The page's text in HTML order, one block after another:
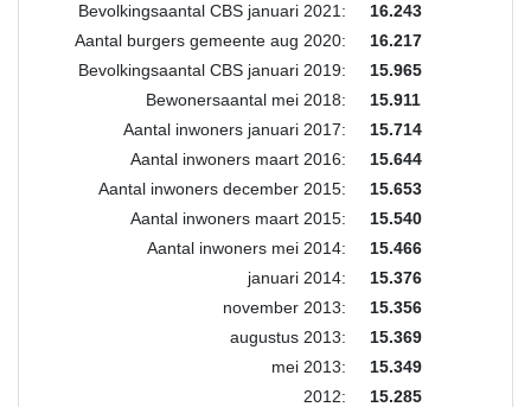
Bevolkingsaantal CBS januari 2021:
16.243
Aantal burgers gemeente aug 2020:
16.217
Bevolkingsaantal CBS januari 2019:
15.965
Bewonersaantal mei 2018:
15.911
Aantal inwoners januari 2017:
15.714
Aantal inwoners maart 2016:
15.644
Aantal inwoners december 2015:
15.653
Aantal inwoners maart 2015:
15.540
Aantal inwoners mei 2014:
15.466
januari 2014:
15.376
november 2013:
15.356
augustus 2013:
15.369
mei 2013:
15.349
2012:
15.285